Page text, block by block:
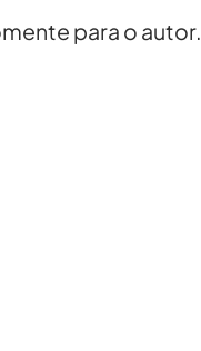
para o autor.